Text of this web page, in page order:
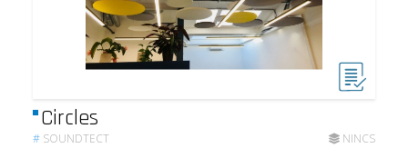
Circles
# SOUNDTECT NINCS